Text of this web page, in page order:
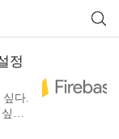
정
싶다.
다.
팀